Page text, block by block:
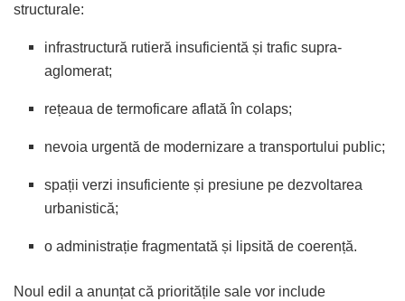
structurale:
infrastructură rutieră insuficientă și trafic supra-
aglomerat;
rețeaua de termoficare aflată în colaps;
nevoia urgentă de modernizare a transportului public;
spații verzi insuficiente și presiune pe dezvoltarea
urbanistică;
o administrație fragmentată și lipsită de coerență.
Noul edil a anunțat că prioritățile sale vor include